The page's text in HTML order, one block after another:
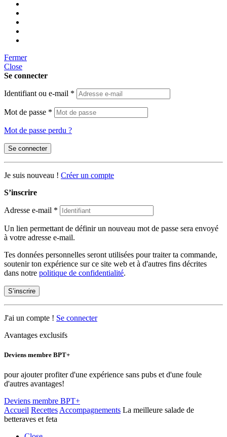
Fermer
Close
Se connecter
Identifiant ou e-mail *
Mot de passe *
Mot de passe perdu ?
Se connecter
Je suis nouveau ! Créer un compte
S’inscrire
Adresse e-mail *
Un lien permettant de définir un nouveau mot de passe sera envoyé
à votre adresse e-mail.
Tes données personnelles seront utilisées pour traiter ta commande,
soutenir ton expérience sur ce site web et à d'autres fins décrites
dans notre politique de confidentialité.
S’inscrire
J'ai un compte ! Se connecter
Avantages exclusifs
Deviens membre BPT+
pour ajouter profiter d'une expérience sans pubs et d'une foule
d'autres avantages!
Deviens membre BPT+
Accueil Recettes Accompagnements La meilleure salade de
betteraves et feta